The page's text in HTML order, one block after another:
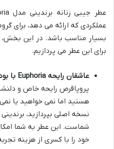
عملکردی که ارائه می دهد، برای
بسیار مناسب باشد. در این
برای این عطر می پردازیم.
عاشقان رایحه Euphoria با بودجه محدود:
هستید اما نمی خواهید یا
نسخه اصلی بپردازید،
شماست. این عطر به شما
خود را با کسری از هزینه